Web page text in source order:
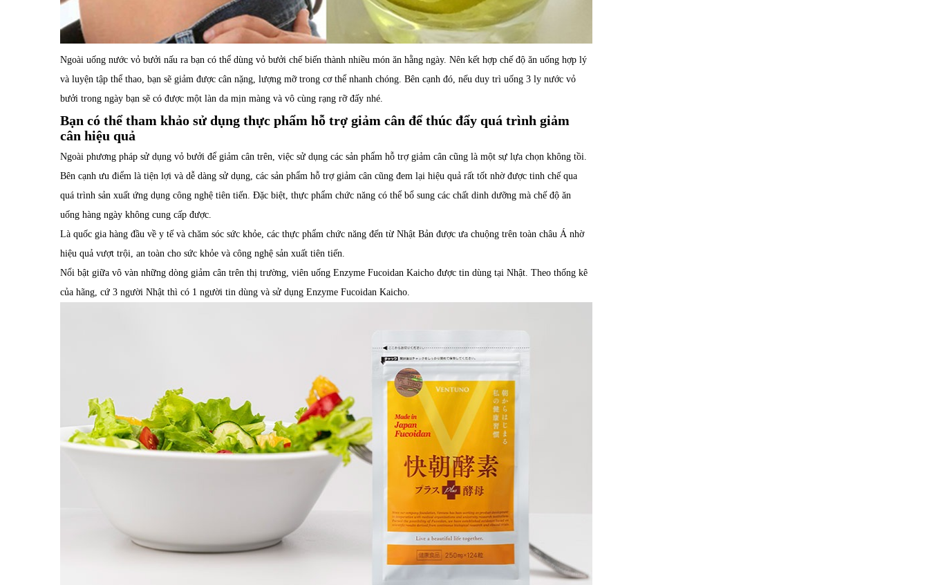
Ngoài uống nước vỏ bưởi nấu ra bạn có thể dùng vỏ bưởi chế biến thành nhiều món ăn hằng ngày. Nên kết hợp chế độ ăn uống hợp lý
và luyện tập thể thao, bạn sẽ giảm được cân nặng, lượng mỡ trong cơ thể nhanh chóng. Bên cạnh đó, nếu duy trì uống 3 ly nước vỏ
bưởi trong ngày bạn sẽ có được một làn da mịn màng và vô cùng rạng rỡ đấy nhé.
Bạn có thể tham khảo sử dụng thực phẩm hỗ trợ giảm cân để thúc đẩy quá trình giảm
cân hiệu quả
Ngoài phương pháp sử dụng vỏ bưởi để giảm cân trên, việc sử dụng các sản phẩm hỗ trợ giảm cân cũng là một sự lựa chọn không tồi.
Bên cạnh ưu điểm là tiện lợi và dễ dàng sử dụng, các sản phẩm hỗ trợ giảm cân cũng đem lại hiệu quả rất tốt nhờ được tinh chế qua
quá trình sản xuất ứng dụng công nghệ tiên tiến. Đặc biệt, thực phẩm chức năng có thể bổ sung các chất dinh dưỡng mà chế độ ăn
uống hàng ngày không cung cấp được.
Là quốc gia hàng đầu về y tế và chăm sóc sức khỏe, các thực phẩm chức năng đến từ Nhật Bản được ưa chuộng trên toàn châu Á nhờ
hiệu quả vượt trội, an toàn cho sức khỏe và công nghệ sản xuất tiên tiến.
Nổi bật giữa vô vàn những dòng giảm cân trên thị trường, viên uống Enzyme Fucoidan Kaicho được tin dùng tại Nhật. Theo thống kê
của hãng, cứ 3 người Nhật thì có 1 người tin dùng và sử dụng Enzyme Fucoidan Kaicho.